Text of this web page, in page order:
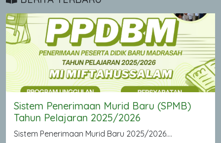
Sistem Penerimaan Murid Baru (SPMB)
Tahun Pelajaran 2025/2026
Sistem Penerimaan Murid Baru 2025/2026....